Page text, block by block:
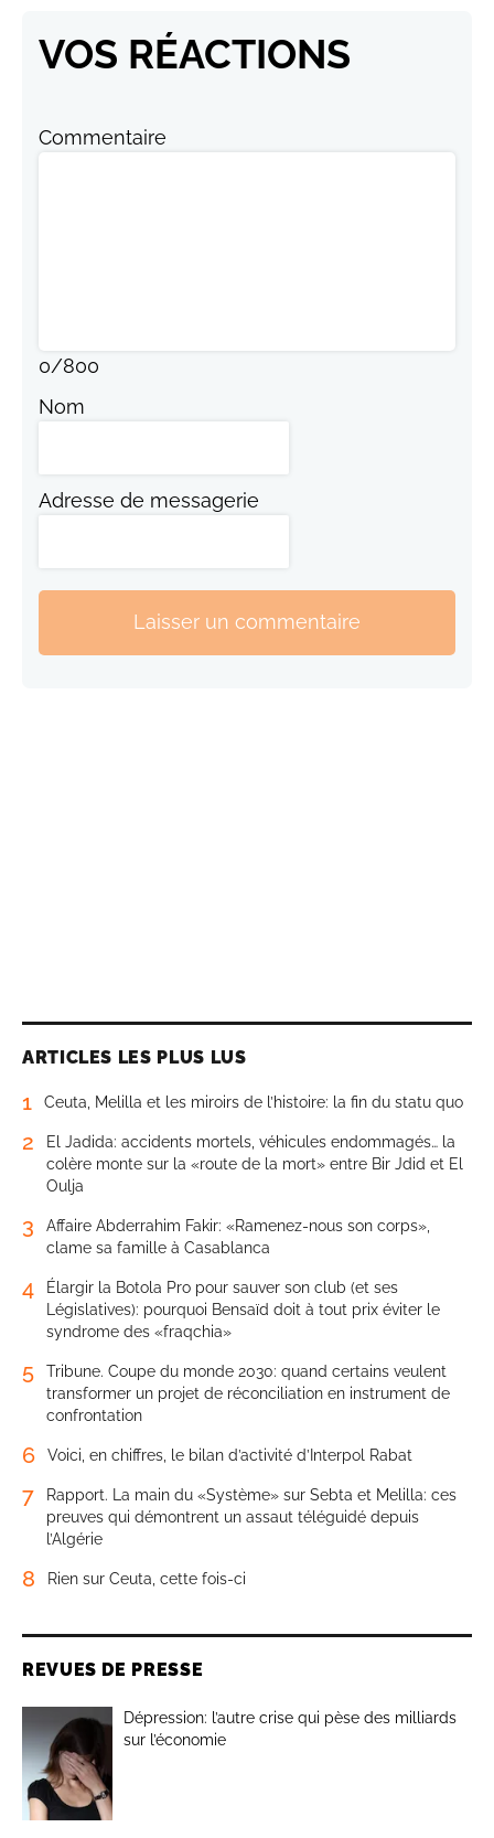
VOS RÉACTIONS
Commentaire
0/800
Nom
Adresse de messagerie
Laisser un commentaire
ARTICLES LES PLUS LUS
1 Ceuta, Melilla et les miroirs de l’histoire: la fin du statu quo
2
El Jadida: accidents mortels, véhicules endommagés… la
colère monte sur la «route de la mort» entre Bir Jdid et El
Oulja
3
Affaire Abderrahim Fakir: «Ramenez-nous son corps»,
clame sa famille à Casablanca
4
Élargir la Botola Pro pour sauver son club (et ses
Législatives): pourquoi Bensaïd doit à tout prix éviter le
syndrome des «fraqchia»
5
Tribune. Coupe du monde 2030: quand certains veulent
transformer un projet de réconciliation en instrument de
confrontation
6 Voici, en chiffres, le bilan d’activité d’Interpol Rabat
7
Rapport. La main du «Système» sur Sebta et Melilla: ces
preuves qui démontrent un assaut téléguidé depuis
l’Algérie
8 Rien sur Ceuta, cette fois-ci
REVUES DE PRESSE
Dépression: l’autre crise qui pèse des milliards
sur l’économie